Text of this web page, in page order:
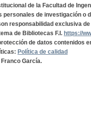
de la Facultad de
de investigación o
responsabilidad exclusiva
de Bibliotecas F.I. https://
de datos contenidos
Política de calidad
García.